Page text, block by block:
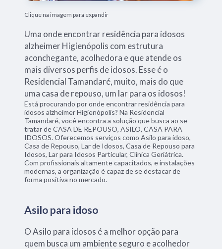
Clique na imagem para expandir
Uma onde encontrar residência para idosos
alzheimer Higienópolis com estrutura
aconchegante, acolhedora e que atende os
mais diversos perfis de idosos. Esse é o
Residencial Tamandaré, muito, mais do que
uma casa de repouso, um lar para os idosos!
Está procurando por onde encontrar residência para
idosos alzheimer Higienópolis? Na Residencial
Tamandaré, você encontra a solução que busca ao se
tratar de CASA DE REPOUSO, ASILO, CASA PARA
IDOSOS. Oferecemos serviços como Asilo para idoso,
Casa de Repouso, Lar de Idosos, Casa de Repouso para
Idosos, Lar para Idosos Particular, Clínica Geriátrica.
Com profissionais altamente capacitados, e instalações
modernas, a organização é capaz de se destacar de
forma positiva no mercado.
Asilo para idoso
O Asilo para idosos é a melhor opção para
quem busca um ambiente seguro e acolhedor